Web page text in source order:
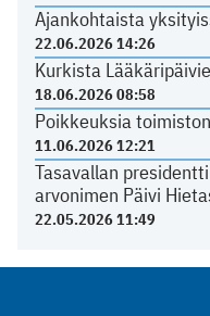
Ajankohtaista
22.06.2026 14:26
Kurkista
18.06.2026 08:58
Poikkeuksia
11.06.2026 12:21
Tasavallan
arvonimen Päivi
22.05.2026 11:49